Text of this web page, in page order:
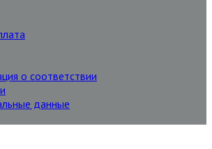
о соответствии
данные